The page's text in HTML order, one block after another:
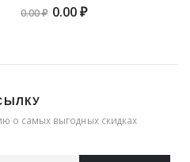
0.00 ₽ 0.00 ₽
о самых выгодных скидках